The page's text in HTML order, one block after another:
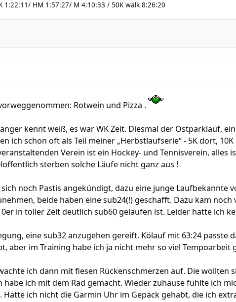
1:22:11/ HM 1:57:27/ M 4:10:33 / 50K walk 8:26:20
Rotwein und Pizza .
kennt weiß, es war WK Zeit. Diesmal der Ostparklauf,
ich schon oft als Teil meiner „Herbstlaufserie“ - 5K dort,
Verein ist ein Hockey- und Tennisverein, alles
sterben solche Läufe nicht ganz aus !
noch Pastis angekündigt, dazu eine junge Laufbekannte
beide haben eine sub24(!) geschafft. Dazu kam
in toller Zeit deutlich sub60 gelaufen ist. Leider hatte ich
eine sub32 anzugehen gereift. Kölauf mit 63:24 passte
aber im Training habe ich ja nicht mehr so viel Tempoarbeit
ich dann mit fiesen Rückenschmerzen auf. Die wollten
habe ich mit dem Rad gemacht. Wieder zuhause fühlte ich
Hätte ich nicht die Garmin Uhr im Gepäck gehabt, die ich